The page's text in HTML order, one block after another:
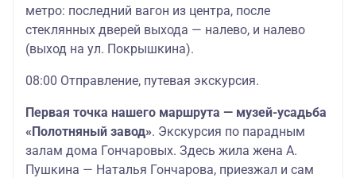
метро: последний вагон из центра, после
стеклянных дверей выхода — налево, и налево
(выход на ул. Покрышкина).
08:00 Отправление, путевая экскурсия.
Первая точка нашего маршрута — музей-усадьба
«Полотняный завод». Экскурсия по парадным
залам дома Гончаровых. Здесь жила жена А.
Пушкина — Наталья Гончарова, приезжал и сам